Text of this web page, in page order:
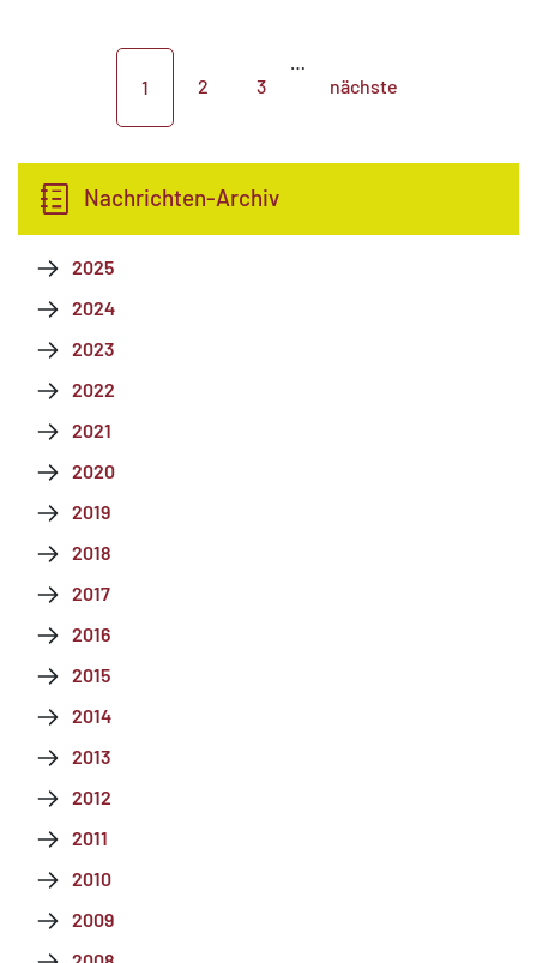
1 2 3
…
nächste
Nachrichten-Archiv
2025
2024
2023
2022
2021
2020
2019
2018
2017
2016
2015
2014
2013
2012
2011
2010
2009